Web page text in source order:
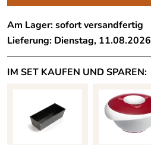
Am Lager: sofort versandfertig
Lieferung: Dienstag, 11.08.2026
IM SET KAUFEN UND SPAREN: